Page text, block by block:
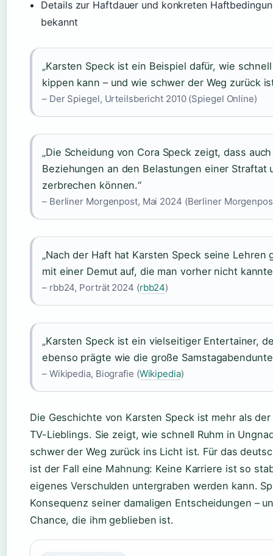
Details zur Haftdauer und konkreten
bekannt
„Karsten Speck ist ein Beispiel dafür, wie
kippen kann – und wie schwer der Weg zurück
– Der Spiegel, Urteilsbericht 2010 (Spiegel Online)
„Die Scheidung von Cora Speck zeigt, dass
Beziehungen an den Belastungen einer Straftat
zerbrechen können.“
– Berliner Morgenpost, Mai 2024 (Berliner
„Nach der Haft hat Karsten Speck seine Lehren
mit einer Demut auf, die man vorher nicht
– rbb24, Porträt 2024 (rbb24)
„Karsten Speck ist ein vielseitiger Entertainer,
ebenso prägte wie die große
– Wikipedia, Biografie (Wikipedia)
Die Geschichte von Karsten Speck ist mehr als
TV-Lieblings. Sie zeigt, wie schnell Ruhm in
schwer der Weg zurück ins Licht ist. Für das
ist der Fall eine Mahnung: Keine Karriere ist so
eigenes Verschulden untergraben werden kann.
Konsequenz seiner damaligen Entscheidungen –
Chance, die ihm geblieben ist.